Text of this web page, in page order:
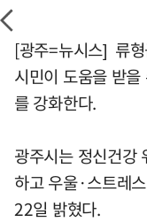
[광주=뉴시스] 류
시민이 도움을 받
를 강화한다.
광주시는 정신건강
하고 우울·스트레
22일 밝혔다.